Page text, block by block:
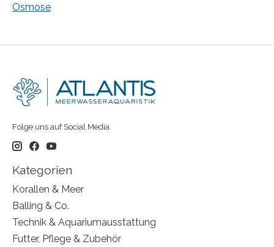
Osmose
Folge uns auf Social Media
Kategorien
Korallen & Meer
Balling & Co.
Technik & Aquariumausstattung
Futter, Pflege & Zubehör